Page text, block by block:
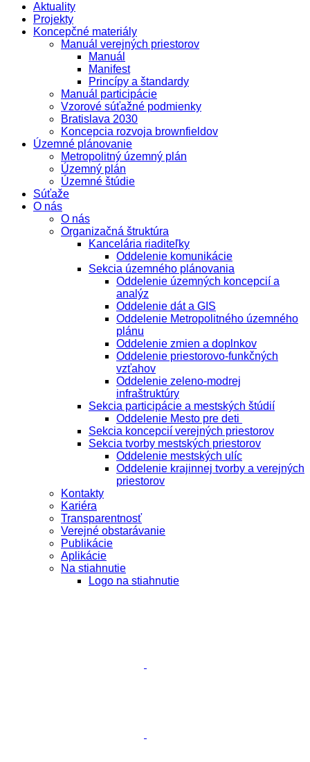
Aktuality
Projekty
Koncepčné materiály
Manuál verejných priestorov
Manuál
Manifest
Princípy a štandardy
Manuál participácie
Vzorové súťažné podmienky
Bratislava 2030
Koncepcia rozvoja brownfieldov
Územné plánovanie
Metropolitný územný plán
Územný plán
Územné štúdie
Súťaže
O nás
O nás
Organizačná štruktúra
Kancelária riaditeľky
Oddelenie komunikácie
Sekcia územného plánovania
Oddelenie územných koncepcií a
analýz
Oddelenie dát a GIS
Oddelenie Metropolitného územného
plánu
Oddelenie zmien a doplnkov
Oddelenie priestorovo-funkčných
vzťahov
Oddelenie zeleno-modrej
infraštruktúry
Sekcia participácie a mestských štúdií
Oddelenie Mesto pre deti
Sekcia koncepcií verejných priestorov
Sekcia tvorby mestských priestorov
Oddelenie mestských ulíc
Oddelenie krajinnej tvorby a verejných
priestorov
Kontakty
Kariéra
Transparentnosť
Verejné obstarávanie
Publikácie
Aplikácie
Na stiahnutie
Logo na stiahnutie